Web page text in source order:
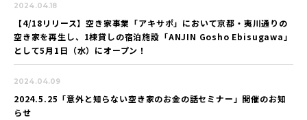
2024.04.18
【4/18リリース】空き家事業「アキサポ」において京都・夷川通りの
空き家を再生し、1棟貸しの宿泊施設「ANJIN Gosho Ebisugawa」
として5月1日（水）にオープン！
2024.04.09
2024.5.25「意外と知らない空き家のお金の話セミナー」開催のお知
らせ